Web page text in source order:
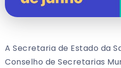
A Secretaria de Estado da
Conselho de Secretarias